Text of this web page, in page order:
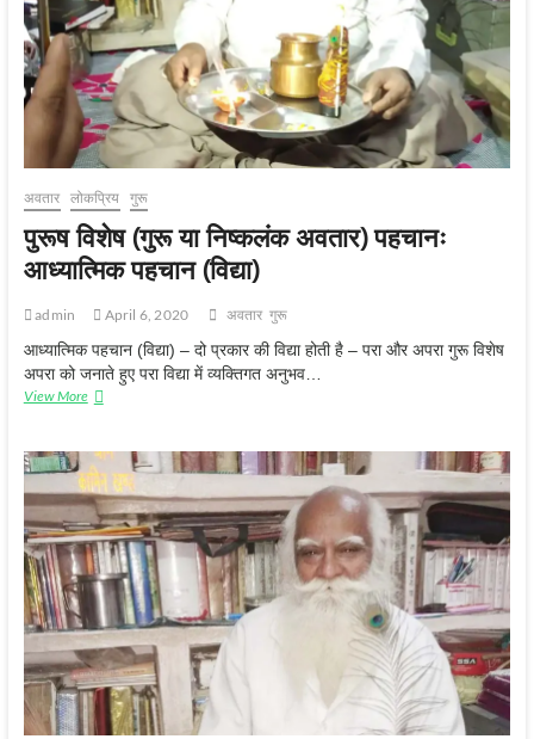
अवतार लोकप्रिय गुरू
पुरूष विशेष (गुरू या निष्कलंक अवतार) पहचानः
आध्यात्मिक पहचान (विद्या)
admin April 6, 2020 अवतार गुरू
आध्यात्मिक पहचान (विद्या) – दो प्रकार की विद्या होती है – परा और अपरा गुरू विशेष
अपरा को जनाते हुए परा विद्या में व्यक्तिगत अनुभव…
View Moreपुरूष
या
निष्कलंक
अवतार)
पहचानः
आध्यात्मिक
पहचान
(विद्या)